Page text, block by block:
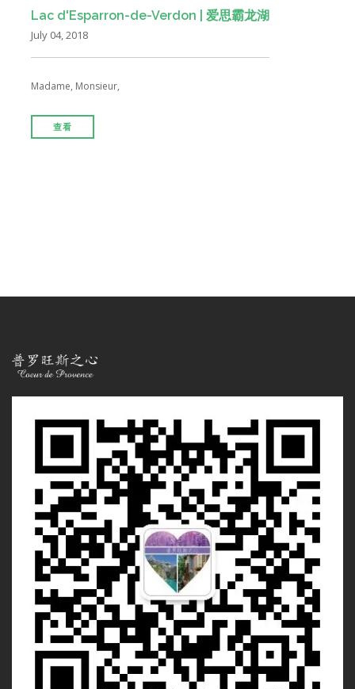
Lac d'Esparron-de-Verdon | 爱思霸龙湖
July 04, 2018
Madame, Monsieur,
查看